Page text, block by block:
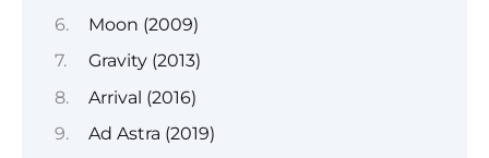
Moon (2009)
Gravity (2013)
Arrival (2016)
Ad Astra (2019)